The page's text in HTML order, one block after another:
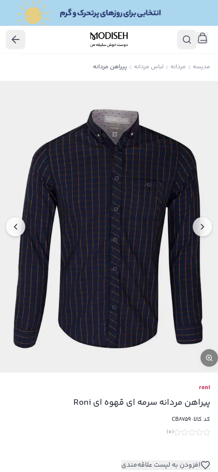
مدیسه مردانه لباس مردانه پیراهن مردانه
roni
پیراهن مردانه سرمه ای قهوه ای Roni
کد کالا: CB8759
(
0
)
افزودن به لیست علاقه‌مندی